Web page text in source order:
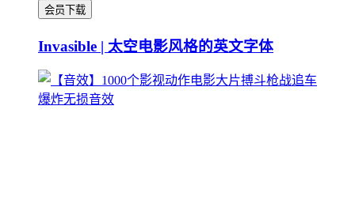
会员下载
Invasible | 太空电影风格的英文字体